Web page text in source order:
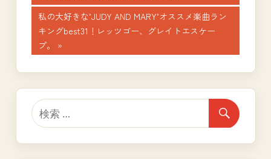
稿
ナ
ビ
ゲ
ー
シ
ョ
記
事:
次
の
記
事:
私の大好きな’JUDY AND MARY’オススメ楽曲ラン
キングbest31！レッツゴー、グレイトエスケー
プ。